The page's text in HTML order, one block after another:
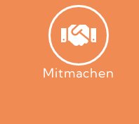
Mitmachen